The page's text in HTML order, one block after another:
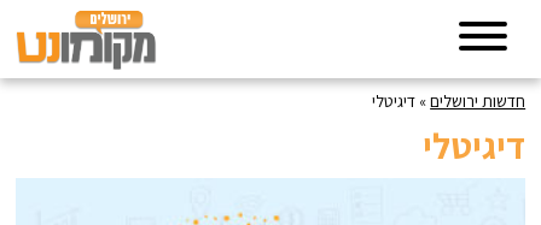
חדשות ירושלים» דיגיטלי
דיגיטלי